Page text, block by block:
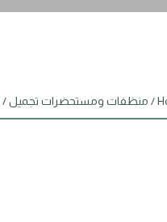
/ منظفات ومستحضرات تجميل/